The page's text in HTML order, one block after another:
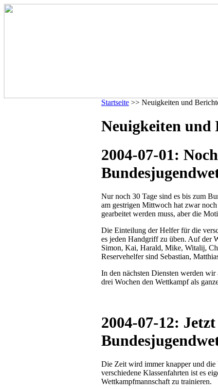
Startseite >> Neuigkeiten und
Neuigkeiten und
2004-07-01:
Nur noch 30 Tage sind es bis zum
am gestrigen Mittwoch hat zwar
gearbeitet werden muss, aber die
Die Einteilung der Helfer für die
es jeden Handgriff zu üben. Auf der
Simon, Kai, Harald, Mike, Witalij,
Reservehelfer sind Sebastian,
In den nächsten Diensten werden
drei Wochen den Wettkampf als
2004-07-12:
Die Zeit wird immer knapper und
verschiedene Klassenfahrten ist es
Wettkampfmannschaft zu trainieren.